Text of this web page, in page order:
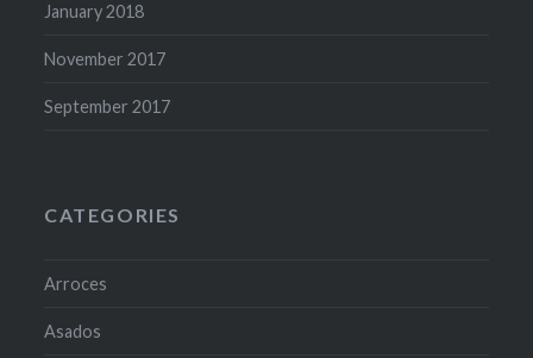
January 2018
November 2017
September 2017
CATEGORIES
Arroces
Asados